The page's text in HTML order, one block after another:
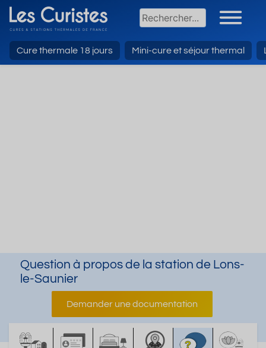
Cure thermale 18 jours Mini-cure et séjour thermal
Question à propos de la station de Lons-
le-Saunier
Demander une documentation